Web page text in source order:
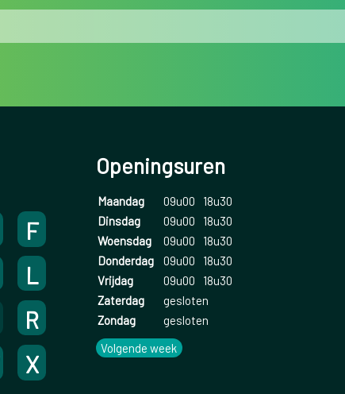
F
L
R
X
Openingsuren
Maandag 09u00
18u30
Dinsdag
09u00
18u30
Woensdag
09u00
18u30
Donderdag
09u00
18u30
Vrijdag
09u00
18u30
Zaterdag
gesloten
Zondag
gesloten
Volgende week